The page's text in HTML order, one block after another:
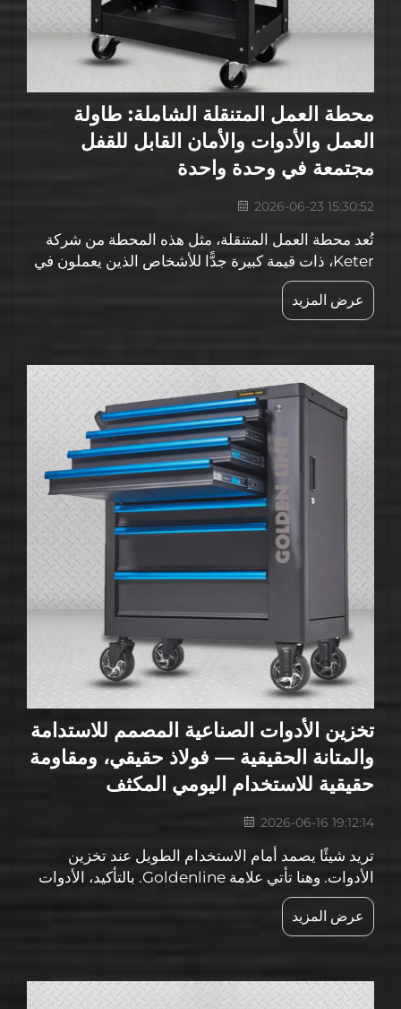
محطة العمل المتنقلة الشاملة: طاولة
العمل والأدوات والأمان القابل للقفل
مجتمعة في وحدة واحدة
2026-06-23 15:30:52
تُعد محطة العمل المتنقلة، مثل هذه المحطة من شركة
Keter، ذات قيمة كبيرة جدًّا للأشخاص الذين يعملون في
مواقع مختلفة أو يحتاجون إلى حمل أدواتهم معهم أينما
حقًّا؟ أولًا، إنها مصنوعة بجودة عالية جدًّا...
عرض المزيد
تخزين الأدوات الصناعية المصمم للاستدامة
والمتانة الحقيقية — فولاذ حقيقي، ومقاومة
حقيقية للاستخدام اليومي المكثف
2026-06-16 19:12:14
تريد شيئًا يصمد أمام الاستخدام الطويل عند تخزين
الأدوات. وهنا تأتي علامة Goldenline. بالتأكيد، الأدوات
شيءٌ نتعامل معه جميعًا ونحتاج إلى تخزينه بشكل مناسب.
وعندما يكون الفولاذ جادًّا حقًّا، فهو معروفٌ بقوته و...
عرض المزيد